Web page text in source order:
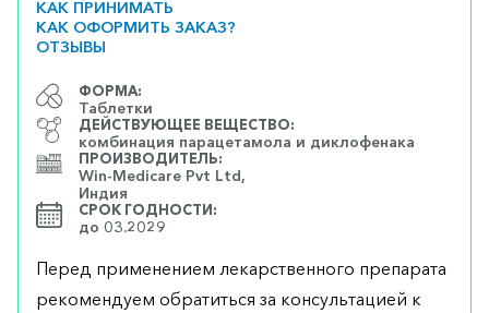
КАК ПРИНИМАТЬ
КАК ОФОРМИТЬ ЗАКАЗ?
ОТЗЫВЫ
ФОРМА:
Таблетки
ДЕЙСТВУЮЩЕЕ ВЕЩЕСТВО:
комбинация парацетамола и диклофенака
ПРОИЗВОДИТЕЛЬ:
Win-Medicare Pvt Ltd,
Индия
СРОК ГОДНОСТИ:
до 03.2029
Перед применением лекарственного препарата
рекомендуем обратиться за консультацией к